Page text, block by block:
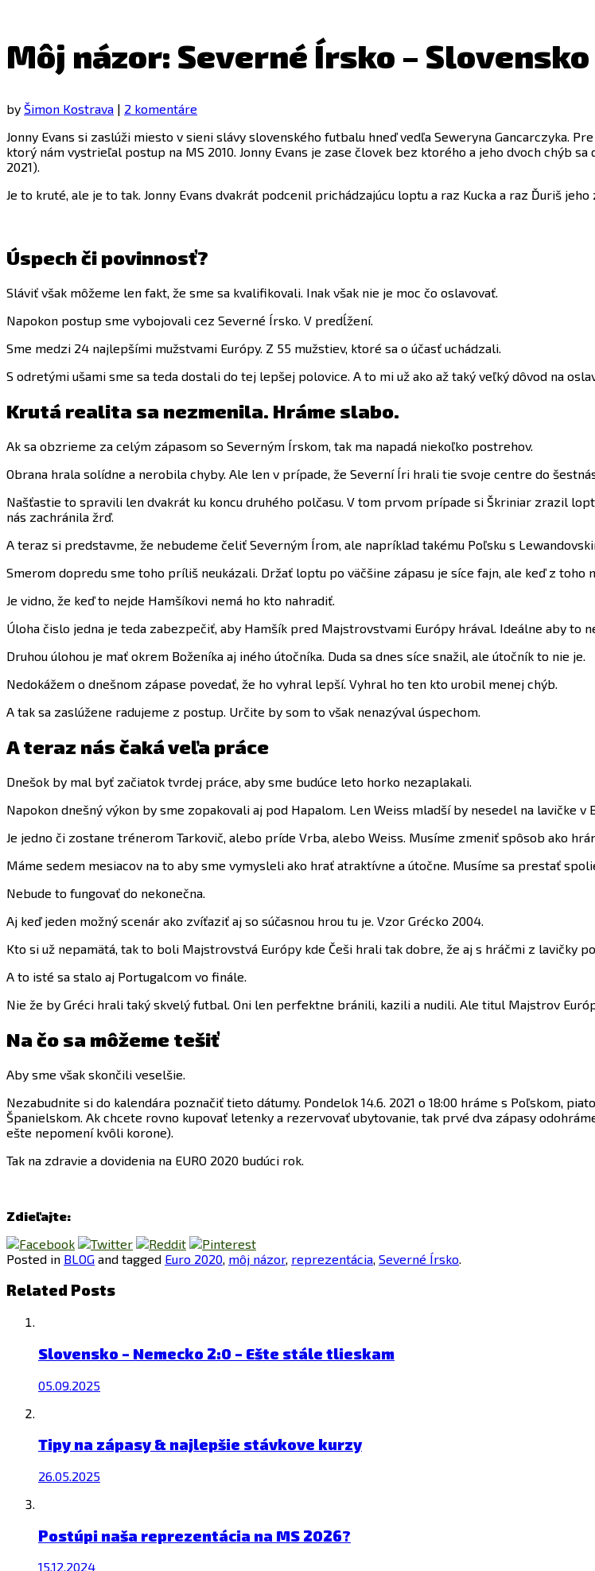
Môj názor: Severné Írsko –
by Šimon Kostrava | 2 komentáre
Jonny Evans si zaslúži miesto v sieni slávy slovenského futbalu hneď vedľa Seweryna Gancarczyka.
ktorý nám vystrieľal postup na MS 2010. Jonny Evans je zase človek bez ktorého a jeho dvoch chýb
2021).
Je to kruté, ale je to tak. Jonny Evans dvakrát podcenil prichádzajúcu loptu a raz Kucka a raz Ďuriš
Úspech či povinnosť?
Sláviť však môžeme len fakt, že sme sa kvalifikovali. Inak však nie je moc čo oslavovať.
Napokon postup sme vybojovali cez Severné Írsko. V predĺžení.
Sme medzi 24 najlepšími mužstvami Európy. Z 55 mužstiev, ktoré sa o účasť uchádzali.
S odretými ušami sme sa teda dostali do tej lepšej polovice. A to mi už ako až taký veľký dôvod na
Krutá realita sa nezmenila. Hráme slabo.
Ak sa obzrieme za celým zápasom so Severným Írskom, tak ma napadá niekoľko postrehov.
Obrana hrala solídne a nerobila chyby. Ale len v prípade, že Severní Íri hrali tie svoje centre do
Našťastie to spravili len dvakrát ku koncu druhého polčasu. V tom prvom prípade si Škriniar zrazil
nás zachránila žrď.
A teraz si predstavme, že nebudeme čeliť Severným Írom, ale napríklad takému Poľsku s
Smerom dopredu sme toho príliš neukázali. Držať loptu po väčšine zápasu je síce fajn, ale keď z toho
Je vidno, že keď to nejde Hamšíkovi nemá ho kto nahradiť.
Úloha čislo jedna je teda zabezpečiť, aby Hamšík pred Majstrovstvami Európy hrával. Ideálne aby to
Druhou úlohou je mať okrem Boženíka aj iného útočníka. Duda sa dnes síce snažil, ale útočník to nie je.
Nedokážem o dnešnom zápase povedať, že ho vyhral lepší. Vyhral ho ten kto urobil menej chýb.
A tak sa zaslúžene radujeme z postup. Určite by som to však nenazýval úspechom.
A teraz nás čaká veľa práce
Dnešok by mal byť začiatok tvrdej práce, aby sme budúce leto horko nezaplakali.
Napokon dnešný výkon by sme zopakovali aj pod Hapalom. Len Weiss mladší by nesedel na lavičke
Je jedno či zostane trénerom Tarkovič, alebo príde Vrba, alebo Weiss. Musíme zmeniť spôsob ako
Máme sedem mesiacov na to aby sme vymysleli ako hrať atraktívne a útočne. Musíme sa prestať
Nebude to fungovať do nekonečna.
Aj keď jeden možný scenár ako zvíťaziť aj so súčasnou hrou tu je. Vzor Grécko 2004.
Kto si už nepamätá, tak to boli Majstrovstvá Európy kde Češi hrali tak dobre, že aj s hráčmi z lavičky
A to isté sa stalo aj Portugalcom vo finále.
Nie že by Gréci hrali taký skvelý futbal. Oni len perfektne bránili, kazili a nudili. Ale titul Majstrov
Na čo sa môžeme tešiť
Aby sme však skončili veselšie.
Nezabudnite si do kalendára poznačiť tieto dátumy. Pondelok 14.6. 2021 o 18:00 hráme s Poľskom,
Španielskom. Ak chcete rovno kupovať letenky a rezervovať ubytovanie, tak prvé dva zápasy
ešte nepomení kvôli korone).
Tak na zdravie a dovidenia na EURO 2020 budúci rok.
Zdieľajte:
Posted in BLOG and tagged Euro 2020 môj názor, reprezentácia Severné Írsko
Related Posts
Slovensko – Nemecko 2:0 – Ešte stále tlieskam
05.09.2025
Tipy na zápasy & najlepšie stávkove kurzy
26.05.2025
Postúpi naša reprezentácia na MS 2026?
15.12.2024